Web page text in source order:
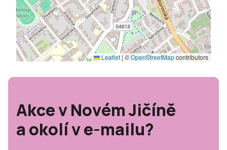
Leaflet |©OpenStreetMapcontributors
Akce v Novém Jičíně
a okolí v e-mailu?